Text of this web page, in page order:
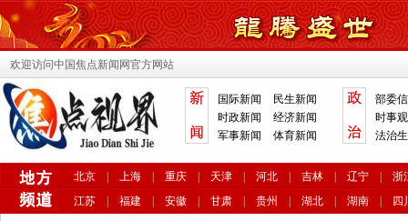
欢迎访问中国焦点新闻网官方网站
国际新闻
民生新闻
时政新闻
经济新闻
军事新闻
体育新闻
部委
时事
法治
北京 上海 重庆 天津 河北 吉林 辽宁
浙
江苏
福建 安徽 甘肃 贵州 湖北 湖南 四